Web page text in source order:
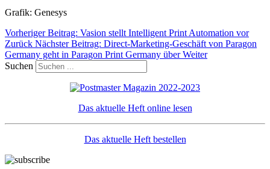
Grafik: Genesys
Vorheriger Beitrag: Vasion stellt Intelligent Print Automation vor
Zurück Nächster Beitrag: Direct-Marketing-Geschäft von Paragon
Germany geht in Paragon Print Germany überWeiter
Suchen
Das aktuelle Heft online lesen
Das aktuelle Heft bestellen